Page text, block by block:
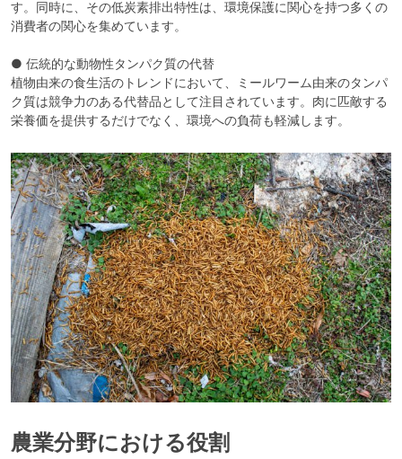
す。同時に、その低炭素排出特性は、環境保護に関心を持つ多くの
消費者の関心を集めています。
● 伝統的な動物性タンパク質の代替
植物由来の食生活のトレンドにおいて、ミールワーム由来のタンパ
ク質は競争力のある代替品として注目されています。肉に匹敵する
栄養価を提供するだけでなく、環境への負荷も軽減します。
農業分野における役割